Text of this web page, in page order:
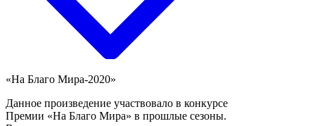
«На Благо Мира-2020»
Данное произведение участвовало в конкурсе
Премии «На Благо Мира» в прошлые сезоны.